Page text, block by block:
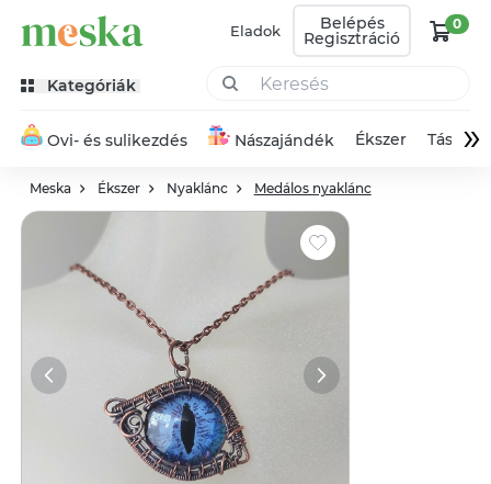
Eladok Belépés
Regisztráció
0
Kategóriák
Ovi- és sulikezdés Nászajándék Ékszer Táska»
Meska Ékszer Nyaklánc Medálos nyaklánc